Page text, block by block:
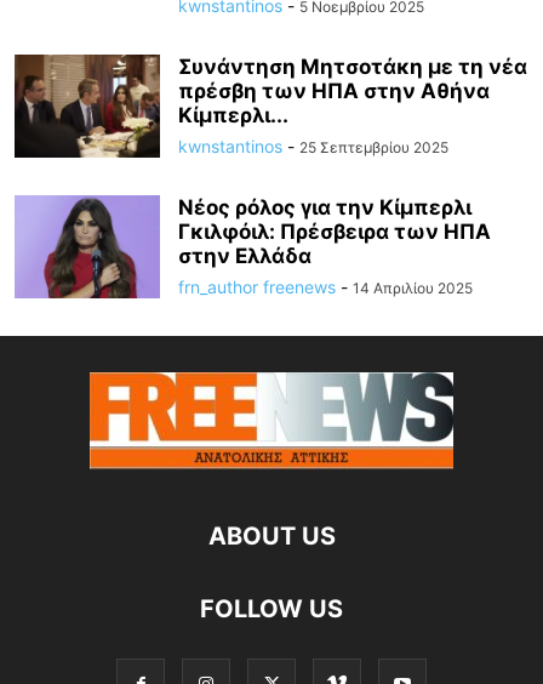
kwnstantinos - 5 Νοεμβρίου 2025
Συνάντηση Μητσοτάκη με τη νέα
πρέσβη των ΗΠΑ στην Αθήνα
Κίμπερλι...
kwnstantinos - 25 Σεπτεμβρίου 2025
Νέος ρόλος για την Κίμπερλι
Γκιλφόιλ: Πρέσβειρα των ΗΠΑ
στην Ελλάδα
frn_author freenews - 14 Απριλίου 2025
ABOUT US
FOLLOW US